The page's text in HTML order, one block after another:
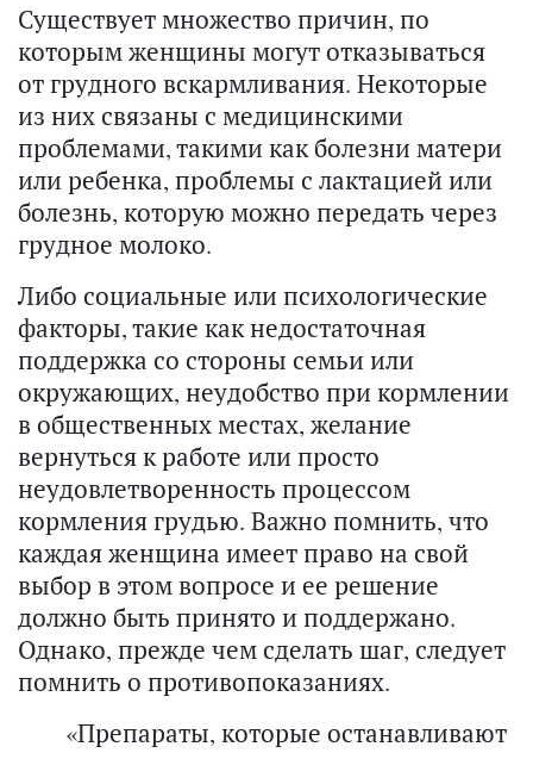
Существует множество причин, по
которым женщины могут отказываться
от грудного вскармливания. Некоторые
из них связаны с медицинскими
проблемами, такими как болезни матери
или ребенка, проблемы с лактацией или
болезнь, которую можно передать через
грудное молоко.
Либо социальные или психологические
факторы, такие как недостаточная
поддержка со стороны семьи или
окружающих, неудобство при кормлении
в общественных местах, желание
вернуться к работе или просто
неудовлетворенность процессом
кормления грудью. Важно помнить, что
каждая женщина имеет право на свой
выбор в этом вопросе и ее решение
должно быть принято и поддержано.
Однако, прежде чем сделать шаг, следует
помнить о противопоказаниях.
«Препараты, которые останавливают